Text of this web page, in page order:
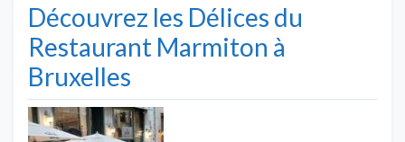
Découvrez les Délices du
Restaurant Marmiton à
Bruxelles